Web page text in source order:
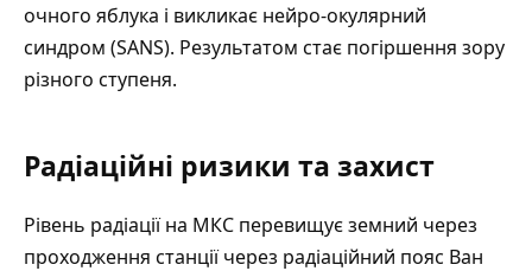
очного яблука і викликає нейро-окулярний
синдром (SANS). Результатом стає погіршення зору
різного ступеня.
Радіаційні ризики та захист
Рівень радіації на МКС перевищує земний через
проходження станції через радіаційний пояс Ван